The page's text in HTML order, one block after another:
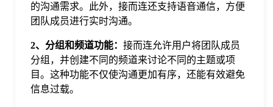
的沟通需求。此外，接而连还支持语音通信，方便
团队成员进行实时沟通。
2、分组和频道功能： 接而连允许用户将团队成员
分组，并创建不同的频道来讨论不同的主题或项
目。这种功能不仅使沟通更加有序，还能有效避免
信息过载。